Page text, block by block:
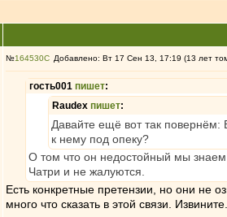
№164530 Добавлено: Вт 17 Сен 13, 17:19 (13 лет
гость001 пишет:
Raudex пишет:
Давайте ещё вот так
к нему под опеку?
О том что он недостойный мы знаем
Чатри и не жалуются.
Есть конкретные претензии, но они не
много что сказать в этой связи. Извините.